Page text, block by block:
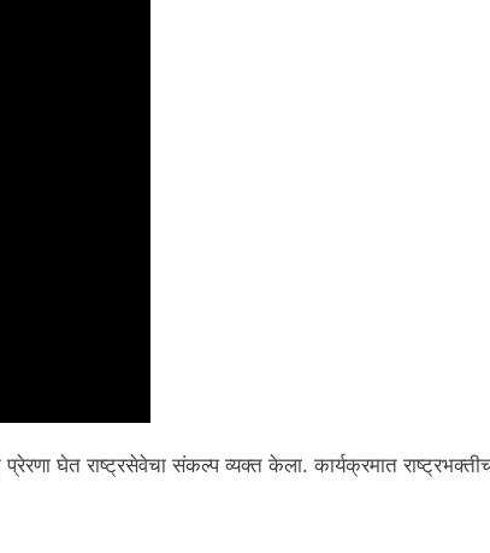
घेत राष्ट्रसेवेचा संकल्प व्यक्त केला. कार्यक्रमात